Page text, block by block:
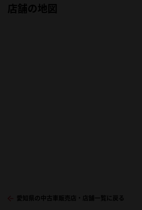
店舗の地図
愛知県の中古車販売店・店舗一覧に戻る